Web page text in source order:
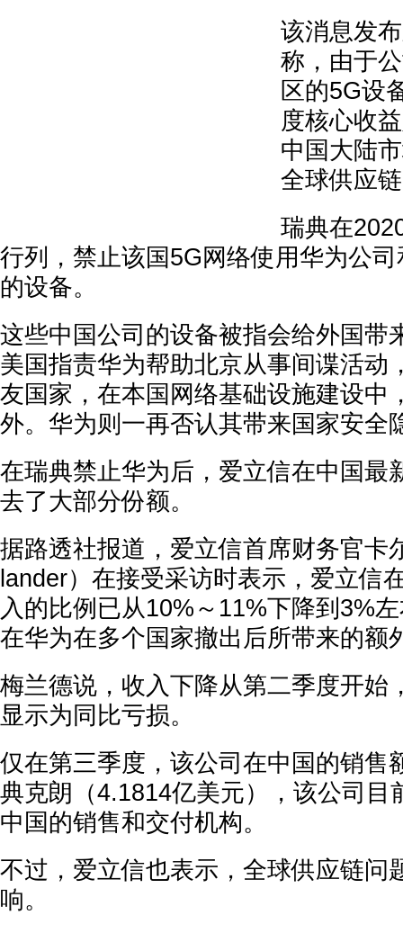
该消息发
称，由于
区的5G设
度核心收
中国大陆
全球供应
瑞典在
行列，禁止该国5G网络使用华为公
的设备。
这些中国公司的设备被指会给外国带
美国指责华为帮助北京从事间谍活动
友国家，在本国网络基础设施建设中
外。华为则一再否认其带来国家安全
在瑞典禁止华为后，爱立信在中国最
去了大部分份额。
据路透社报道，爱立信首席财务官卡
lander）在接受采访时表示，爱立信
入的比例已从10%～11%下降到3%
在华为在多个国家撤出后所带来的额
梅兰德说，收入下降从第二季度开始
显示为同比亏损。
仅在第三季度，该公司在中国的销售
典克朗（4.1814亿美元），该公司目
中国的销售和交付机构。
不过，爱立信也表示，全球供应链问
响。